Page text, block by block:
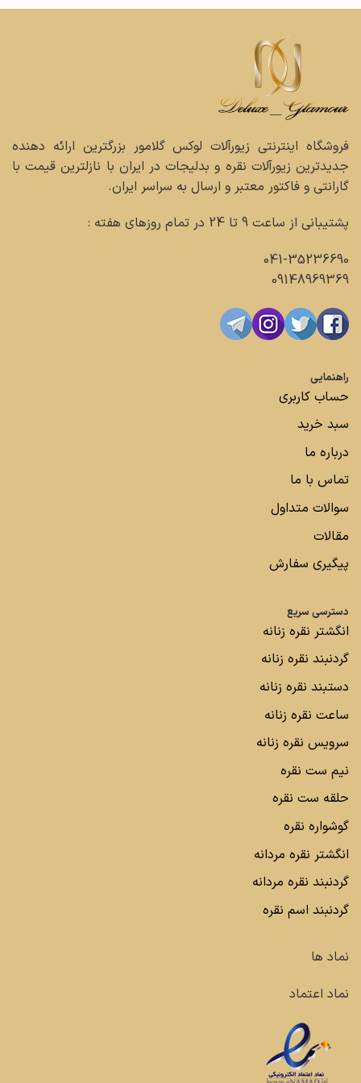
فروشگاه اینترنتی زیورآلات لوکس گلامور بزرگترین ارائه دهنده
جدیدترین زیورآلات نقره و بدلیجات در ایران با نازلترین قیمت با
گارانتی و فاکتور معتبر و ارسال به سراسر ایران.
پشتیبانی از ساعت 9 تا 24 در تمام روزهای هفته :
041-35236690
09148969369
راهنمایی
حساب کاربری
سبد خرید
درباره ما
تماس با ما
سوالات متداول
مقالات
پیگیری سفارش
دسترسی سریع
انگشتر نقره زنانه
گردنبند نقره زنانه
دستبند نقره زنانه
ساعت نقره زنانه
سرویس نقره زنانه
نیم ست نقره
حلقه ست نقره
گوشواره نقره
انگشتر نقره مردانه
گردنبند نقره مردانه
گردنبند اسم نقره
نماد ها
نماد اعتماد